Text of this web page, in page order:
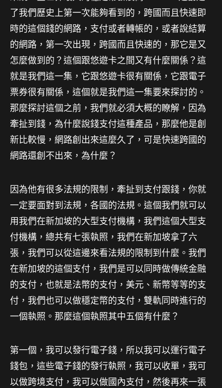
了我們歷史上第一次能夠看到的，跨國而且快速即
時的這個錢的網路，支付或者轉帳的，或者說結算
的網路，第一次出現，跨國而且快速的，那它是又
怎麼做到的？這個跟悠遊卡之間又有什麼關係？這
就是我們這一集，它跟悠遊卡很有關係，它跟電子
票券很有關係，這個就是我們這一集要來探討的。
那麼探討這個之前，我們就必須大概的瞭解，因為
牽扯到錢，為什麼說錢支付這種產品，那麼他是創
新比較慢，網路創出來這麼久了，可是快速跨國的
網路還創不出來，為什麼？
因為他有很多法規的限制，牽扯到支付跟錢，你就
一定要面對到法規，各國的法規。這個我們就可以
用我們在新加坡的大型支付機構，我們這個大型支
付機構，總共有七張執照，我們在新加坡拿了六
張，我們可以從這邊來看法規的限制到什麼。我們
在新加坡的這個支付，我們是可以同時做傳統金融
的支付，也就是法幣的支付，美元、新幣等等的支
付，我們也可以做穩定幣的支付，雙軌同時進行的
一個執照。那麼這個執照其中五個有什麼？
第一個，我可以發行電子錢，所以我可以運行電子
錢包，這些電子錢的發行執照，我可以收單，我可
以做跨境支付，我可以做國內支付，然後再來一張